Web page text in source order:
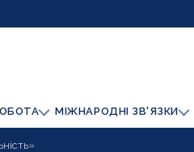
МІЖНАРОДНІ ЗВ'ЯЗКИ